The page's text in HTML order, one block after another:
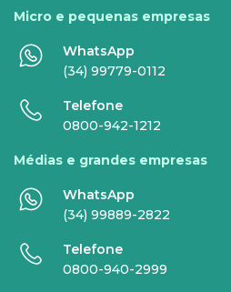
Comunicação de Dados
Super Wi-Fi
Internet Essence
SERVIÇOS
DIGITAIS
Micro e pequenas empresas
WhatsApp
(34) 99779-0112
Telefone
0800-942-1212
Médias e grandes empresas
WhatsApp
(34) 99889-2822
Telefone
0800-940-2999